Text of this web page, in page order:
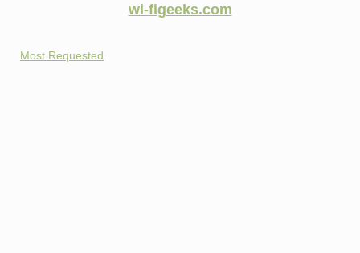
wi-figeeks.com
Most Requested